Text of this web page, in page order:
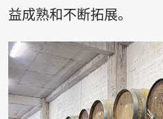
益成熟和不断拓展。